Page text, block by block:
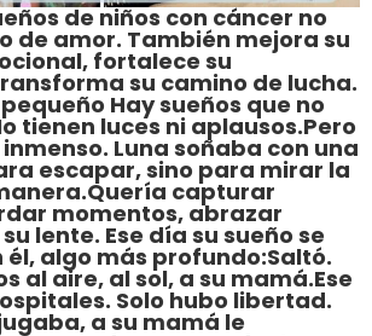
de niños con cáncer no
de amor. También mejora su
fortalece su
su camino de lucha.
Hay sueños que no
tienen luces ni aplausos.Pero
Luna soñaba con una
escapar, sino para mirar la
capturar
momentos, abrazar
lente. Ese día su sueño se
él, algo más profundo:Saltó.
al aire, al sol, a su mamá.Ese
Solo hubo libertad.
a su mamá le